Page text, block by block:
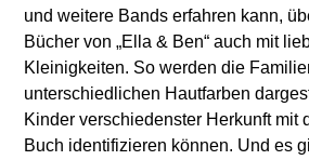
und weitere Bands erfahren kann,
Bücher von „Ella & Ben“ auch mit
Kleinigkeiten. So werden die
unterschiedlichen Hautfarben
Kinder verschiedenster Herkunft mit
Buch identifizieren können. Und es